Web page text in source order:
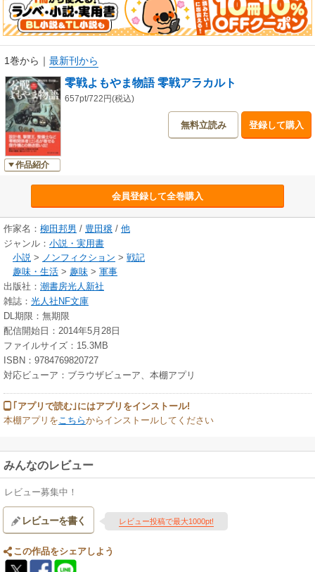
1巻から ｜ 最新刊から
作品紹介
零戦よもやま物語 零戦アラカルト
657pt/722円(税込)
無料立読み 登録して購入
会員登録して全巻購入
作家名： 柳田邦男 / 豊田穣 / 他
ジャンル： 小説・実用書
小説 > ノンフィクション > 戦記
趣味・生活 > 趣味 > 軍事
出版社： 潮書房光人新社
雑誌： 光人社NF文庫
DL期限：無期限
配信開始日：2014年5月28日
ファイルサイズ：15.3MB
ISBN：9784769820727
対応ビューア：ブラウザビューア、本棚アプリ
｢アプリで読む｣にはアプリをインストール!
本棚アプリをこちらからインストールしてください
みんなのレビュー
レビュー募集中！
レビューを書く レビュー投稿で最大1000pt!
この作品をシェアしよう